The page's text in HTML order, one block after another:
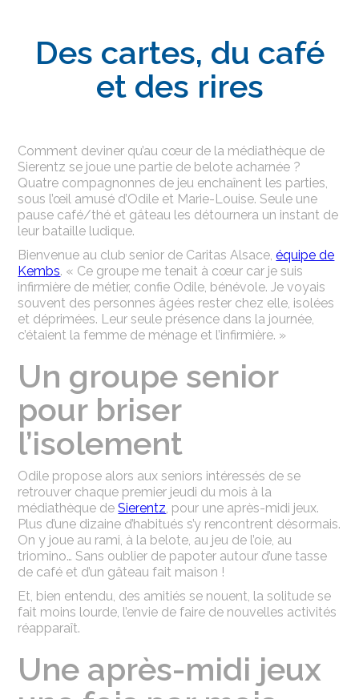
Des cartes, du café
et des rires
Comment deviner qu’au cœur de la médiathèque de
Sierentz se joue une partie de belote acharnée ?
Quatre compagnonnes de jeu enchaînent les parties,
sous l’œil amusé d’Odile et Marie-Louise. Seule une
pause café/thé et gâteau les détournera un instant de
leur bataille ludique.
Bienvenue au club senior de Caritas Alsace,équipe de
Kembs. « Ce groupe me tenait à cœur car je suis
infirmière de métier, confie Odile, bénévole. Je voyais
souvent des personnes âgées rester chez elle, isolées
et déprimées. Leur seule présence dans la journée,
c’étaient la femme de ménage et l’infirmière. »
Un groupe senior
pour briser
l’isolement
Odile propose alors aux seniors intéressés de se
retrouver chaque premier jeudi du mois à la
médiathèque deSierentz, pour une après-midi jeux.
Plus d’une dizaine d’habitués s’y rencontrent désormais.
On y joue au rami, à la belote, au jeu de l’oie, au
triomino… Sans oublier de papoter autour d’une tasse
de café et d’un gâteau fait maison !
Et, bien entendu, des amitiés se nouent, la solitude se
fait moins lourde, l’envie de faire de nouvelles activités
réapparaît.
Une après-midi jeux